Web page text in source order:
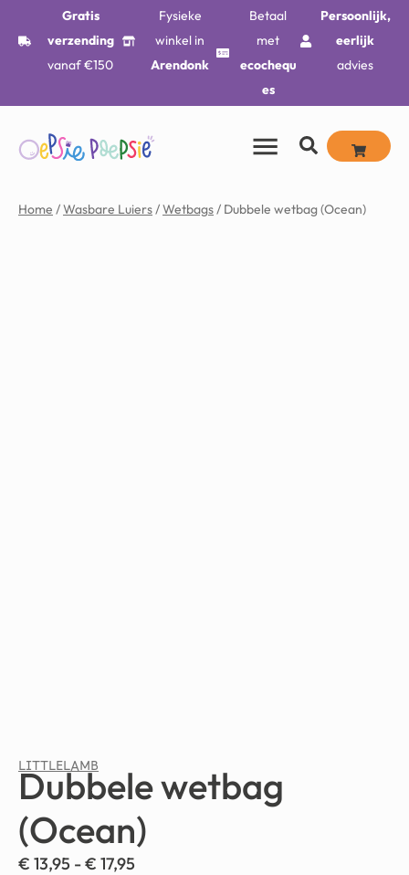
Gratis
verzending
vanaf €150
Fysieke
winkel in
Arendonk
Betaal
met
ecochequ
es
Persoonlijk,
eerlijk
advies
Home /Wasbare Luiers/Wetbags/ Dubbele wetbag (Ocean)
LITTLELAMB
Dubbele wetbag
(Ocean)
€ 13,95 -€ 17,95